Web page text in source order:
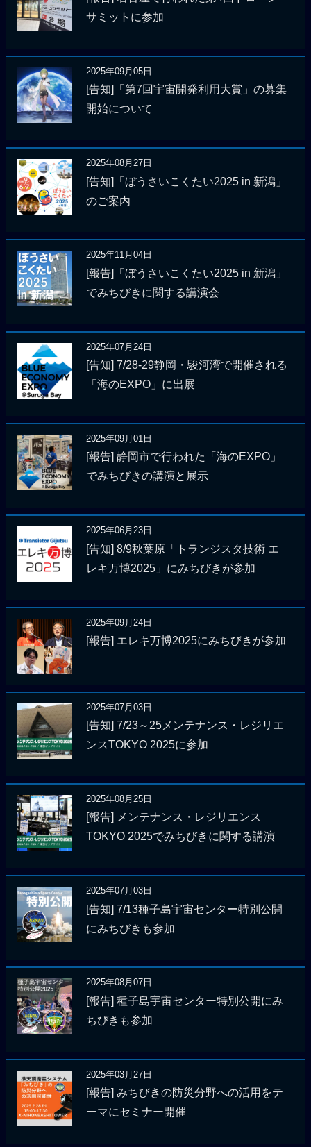
サミットに参加
2025年09月05日
[告知]「第7回宇宙開発利用大賞」の募集
開始について
2025年08月27日
[告知]「ぼうさいこくたい2025 in 新潟」
のご案内
2025年11月04日
[報告]「ぼうさいこくたい2025 in 新潟」
でみちびきに関する講演会
2025年07月24日
[告知] 7/28-29静岡・駿河湾で開催される
「海のEXPO」に出展
2025年09月01日
[報告] 静岡市で行われた「海のEXPO」
でみちびきの講演と展示
2025年06月23日
[告知] 8/9秋葉原「トランジスタ技術 エ
レキ万博2025」にみちびきが参加
2025年09月24日
[報告] エレキ万博2025にみちびきが参加
2025年07月03日
[告知] 7/23～25メンテナンス・レジリエ
ンスTOKYO 2025に参加
2025年08月25日
[報告] メンテナンス・レジリエンス
TOKYO 2025でみちびきに関する講演
2025年07月03日
[告知] 7/13種子島宇宙センター特別公開
にみちびきも参加
2025年08月07日
[報告] 種子島宇宙センター特別公開にみ
ちびきも参加
2025年03月27日
[報告] みちびきの防災分野への活用をテ
ーマにセミナー開催